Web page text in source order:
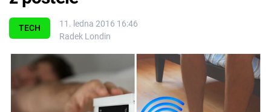
Témata
Filmy
TECH
11. ledna 2016 16:46
Radek Londin